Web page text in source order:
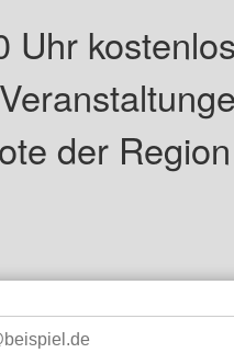
Uhr
der